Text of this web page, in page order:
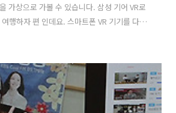
가상으로 가볼 수 있습니다. 삼성 기어 VR로
행하자 편 인데요. 스마트폰 VR 기기를 다른
장치만 하나 있으면 어렵지 않게 볼 수 있는
수도 중요하지만 새로운 컨텐츠가 얼마나 빨
것 같습니다. 삼성 기어 VR로 보는 올레TV모
레TV모바일의 VR 전용관 인데요. VR 컨텐츠